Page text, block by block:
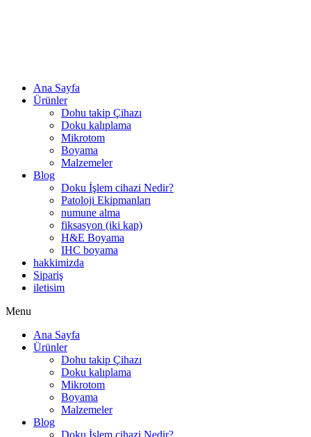
Ana Sayfa
Ürünler
Dohu takip Çihazı
Doku kalıplama
Mikrotom
Boyama
Malzemeler
Blog
Doku İşlem cihazi Nedir?
Patoloji Ekipmanları
numune alma
fiksasyon (iki kap)
H&E Boyama
IHC boyama
hakkimizda
Sipariş
iletisim
Menu
Ana Sayfa
Ürünler
Dohu takip Çihazı
Doku kalıplama
Mikrotom
Boyama
Malzemeler
Blog
Doku İşlem cihazi Nedir?